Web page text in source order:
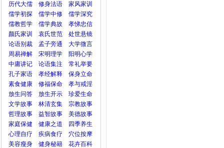
历代大儒
修身法语
家风家训
儒学初探
儒学中修
儒学深究
儒教哲学
儒学典故
孝悌忠信
颜氏家训
袁氏世范
处世悬镜
论语别裁
孟子旁通
大学微言
周易禅解
宋明理学
阳明心学
中庸讲记
论语集注
常礼举要
孔子家语
孝经解释
保身立命
素食健康
修福保命
孝与戒淫
放生问答
放生开示
珍爱生命
文学故事
林清玄集
宗教故事
哲理故事
益智故事
美德故事
家庭保健
健康之道
四季养生
心理自疗 疾病食疗 穴位按摩
美容瘦身 健身秘籍 花卉百科